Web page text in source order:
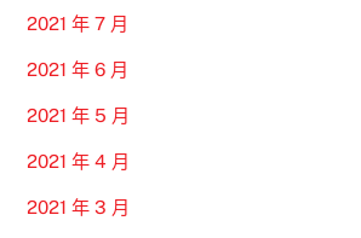
2021 年 7 月
2021 年 6 月
2021 年 5 月
2021 年 4 月
2021 年 3 月